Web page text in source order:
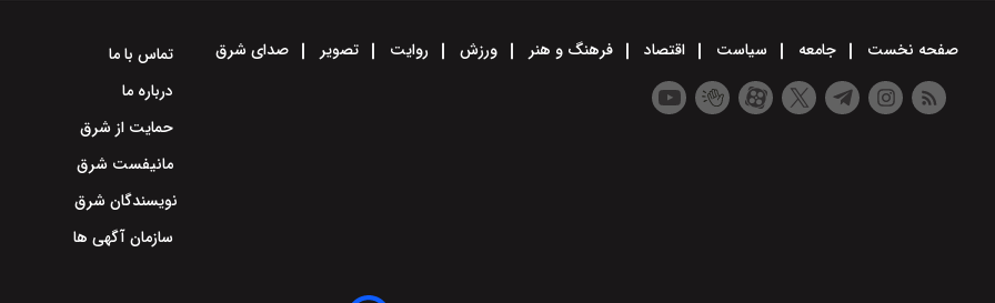
صفحه نخست جامعه سیاست اقتصاد فرهنگ و هنر ورزش روایت تصویر صدای شرق
تماس با ما
درباره ما
حمایت از شرق
مانیفست شرق
نویسندگان شرق
سازمان آگهی ها